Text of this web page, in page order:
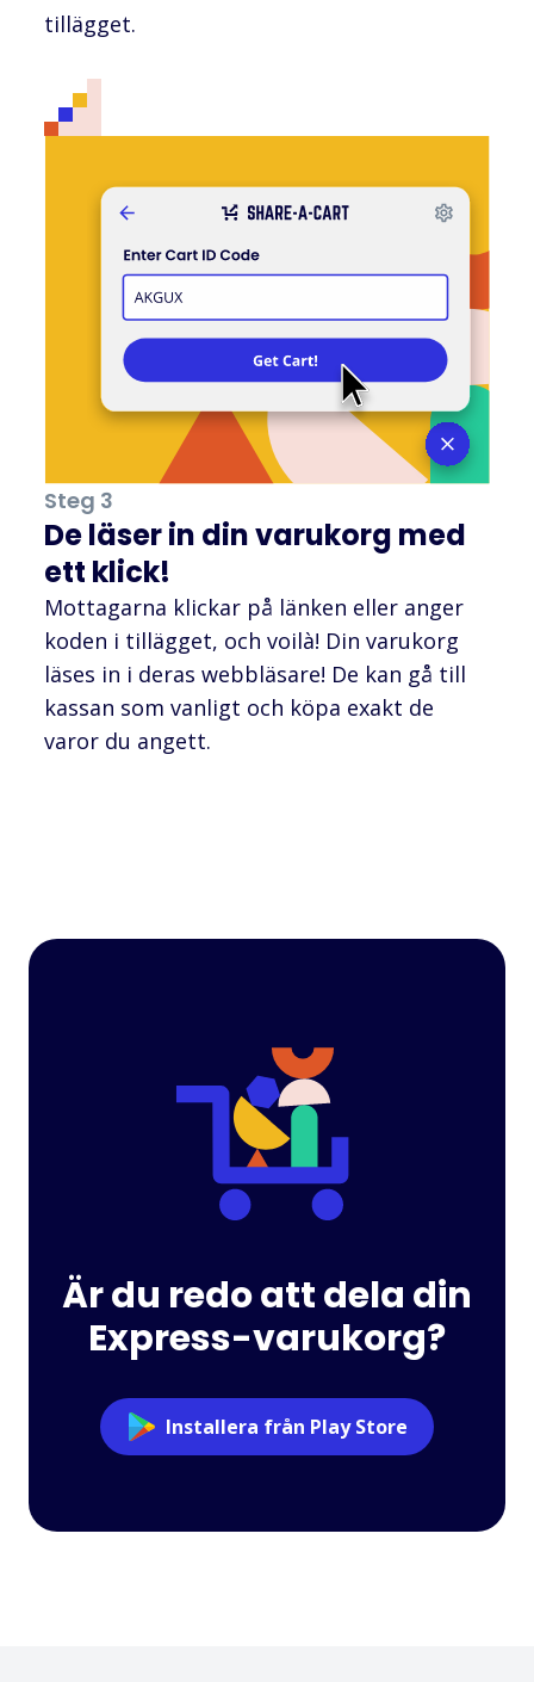
tillägget.
Steg 3
De läser in din varukorg med
ett klick!
Mottagarna klickar på länken eller anger
koden i tillägget, och voilà! Din varukorg
läses in i deras webbläsare! De kan gå till
kassan som vanligt och köpa exakt de
varor du angett.
Är du redo att dela din
Express-varukorg?
Installera från Play Store